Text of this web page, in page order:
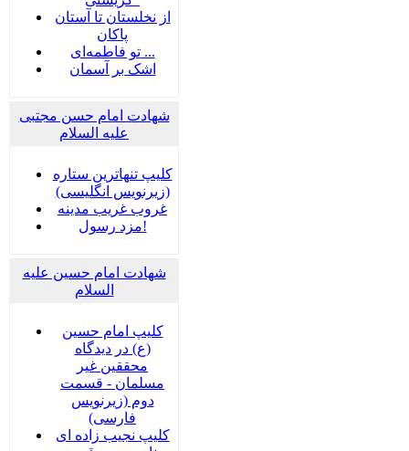
از نخلستان تا آستان
پاکان
تو فاطمه‌ای ...
اشک بر آسمان
شهادت امام حسن مجتبی
علیه السلام
کلیپ تنهاترین ستاره
(زیرنویس انگلیسی)
غروب غریب مدینه
مزد رسول!
شهادت امام حسین علیه
السلام
کلیپ امام حسین
(ع) در دیدگاه
محققین غیر
مسلمان - قسمت
دوم (زیرنویس
فارسی)
کلیپ نجیب زاده ای